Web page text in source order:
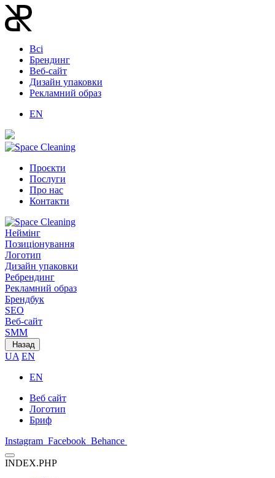
Всі
Брендинг
Веб-сайт
Дизайн упаковки
Рекламний образ
EN
Проєкти
Послуги
Про нас
Контакти
Неймінг
Позиціонування
Логотип
Дизайн упаковки
Ребрендинг
Рекламний образ
Брендбук
SEO
Веб-сайт
SMM
Назад
UA EN
EN
Веб сайт
Логотип
Бриф
Instagram Facebook Behance
INDEX.PHP